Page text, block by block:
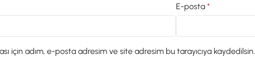
E-posta*
için adım, e-posta adresim ve site adresim bu tarayıcıya kaydedilsin.